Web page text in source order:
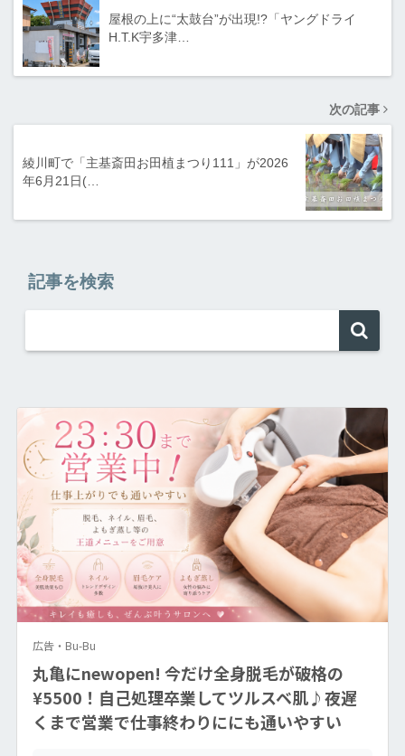
屋根の上に“太鼓台”が出現!?「ヤングドライ
H.T.K宇多津…
次の記事
綾川町で「主基斎田お田植まつり111」が2026
年6月21日(…
記事を検索